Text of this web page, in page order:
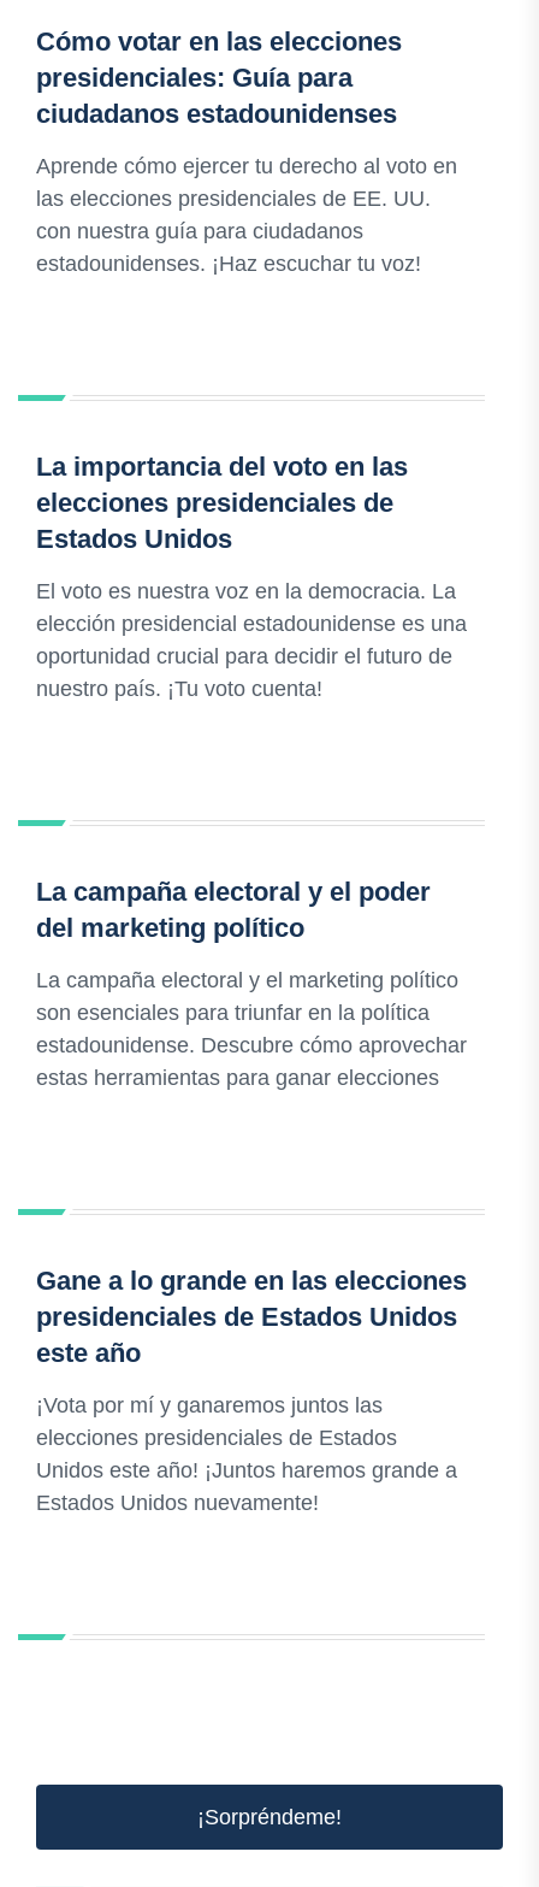
Cómo votar en las elecciones
presidenciales: Guía para
ciudadanos estadounidenses
Aprende cómo ejercer tu derecho al voto en
las elecciones presidenciales de EE. UU.
con nuestra guía para ciudadanos
estadounidenses. ¡Haz escuchar tu voz!
La importancia del voto en las
elecciones presidenciales de
Estados Unidos
El voto es nuestra voz en la democracia. La
elección presidencial estadounidense es una
oportunidad crucial para decidir el futuro de
nuestro país. ¡Tu voto cuenta!
La campaña electoral y el poder
del marketing político
La campaña electoral y el marketing político
son esenciales para triunfar en la política
estadounidense. Descubre cómo aprovechar
estas herramientas para ganar elecciones
Gane a lo grande en las elecciones
presidenciales de Estados Unidos
este año
¡Vota por mí y ganaremos juntos las
elecciones presidenciales de Estados
Unidos este año! ¡Juntos haremos grande a
Estados Unidos nuevamente!
¡Sorpréndeme!